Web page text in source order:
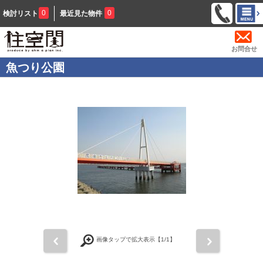
検討リスト 0 最近見た物件 0
お問合せ
魚つり公園
画像タップで拡大表示【1/1】